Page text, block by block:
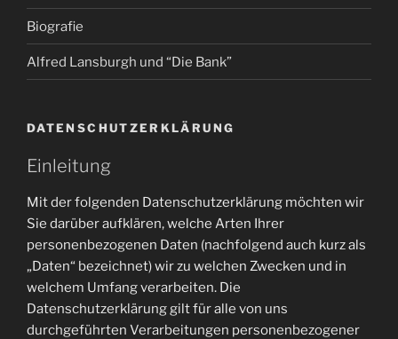
Biografie
Alfred Lansburgh und “Die Bank”
DATENSCHUTZERKLÄRUNG
Einleitung
Mit der folgenden Datenschutzerklärung möchten wir
Sie darüber aufklären, welche Arten Ihrer
personenbezogenen Daten (nachfolgend auch kurz als
„Daten“ bezeichnet) wir zu welchen Zwecken und in
welchem Umfang verarbeiten. Die
Datenschutzerklärung gilt für alle von uns
durchgeführten Verarbeitungen personenbezogener